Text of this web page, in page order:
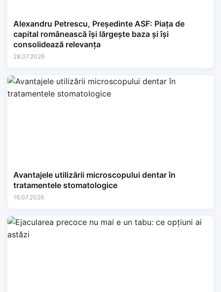
Alexandru Petrescu, Președinte ASF: Piața de
capital românească își lărgește baza și își
consolidează relevanța
28.07.2026
Avantajele utilizării microscopului dentar în
tratamentele stomatologice
16.07.2026